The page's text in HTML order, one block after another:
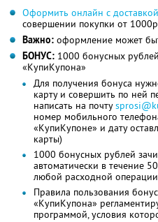
Оформить онлайн с доставкой
совершении покупки от
Важно: оформление может
БОНУС: 1000 бонусных
«КупиКупона»
Для получения бонуса
карту и совершить по ней
написать на почту
номер мобильного
«КупиКупоне» и дату
карты)
1000 бонусных рублей
автоматически в течение
любой расходной
Правила пользования
«КупиКупона»
программой, условия